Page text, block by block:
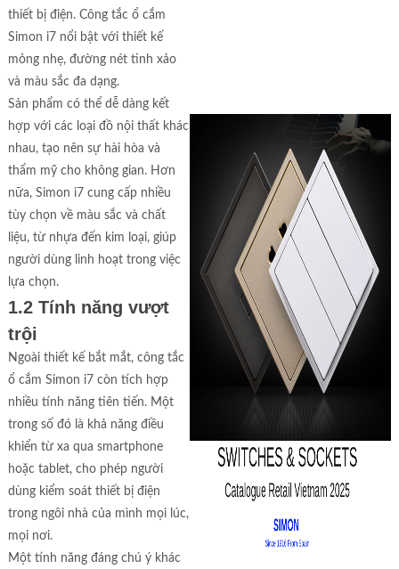
thiết bị điện. Công tắc ổ cắm
Simon i7 nổi bật với thiết kế
mỏng nhẹ, đường nét tinh xảo
và màu sắc đa dạng.
Sản phẩm có thể dễ dàng kết
hợp với các loại đồ nội thất khác
nhau, tạo nên sự hài hòa và
thẩm mỹ cho không gian. Hơn
nữa, Simon i7 cung cấp nhiều
tùy chọn về màu sắc và chất
liệu, từ nhựa đến kim loại, giúp
người dùng linh hoạt trong việc
lựa chọn.
1.2 Tính năng vượt
trội
Ngoài thiết kế bắt mắt, công tắc
ổ cắm Simon i7 còn tích hợp
nhiều tính năng tiên tiến. Một
trong số đó là khả năng điều
khiển từ xa qua smartphone
hoặc tablet, cho phép người
dùng kiểm soát thiết bị điện
trong ngôi nhà của mình mọi lúc,
mọi nơi.
Một tính năng đáng chú ý khác